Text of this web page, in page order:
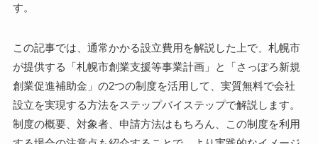
す。
この記事では、通常かかる設立費用を解説した上で、札幌市
が提供する「札幌市創業支援等事業計画」と「さっぽろ新規
創業促進補助金」の2つの制度を活用して、実質無料で会社
設立を実現する方法をステップバイステップで解説します。
制度の概要、対象者、申請方法はもちろん、この制度を利用